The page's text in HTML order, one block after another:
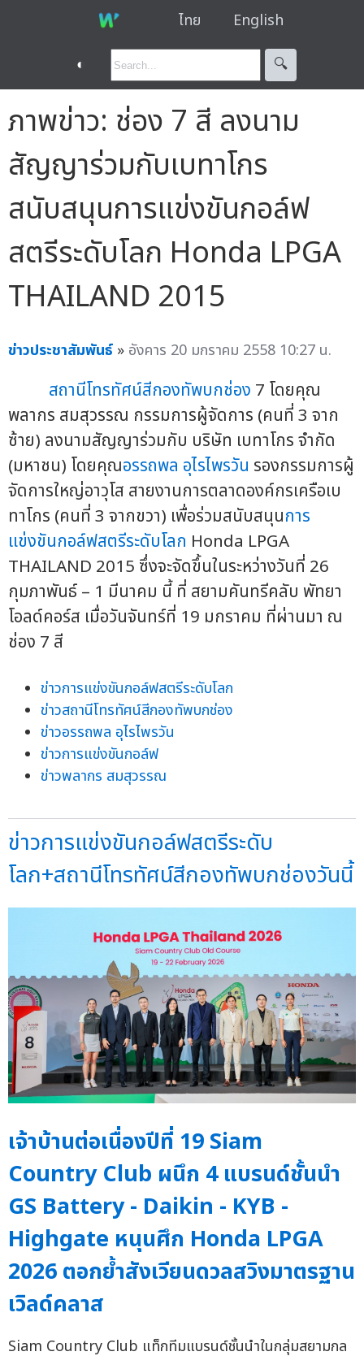
ไทย English
◐ 🔍︎
ภาพข่าว: ช่อง 7 สี ลงนาม
สัญญาร่วมกับเบทาโกร
สนับสนุนการแข่งขันกอล์ฟ
สตรีระดับโลก Honda LPGA
THAILAND 2015
ข่าวประชาสัมพันธ์ » อังคาร 20 มกราคม 2558 10:27 น.
สถานีโทรทัศน์สีกองทัพบกช่อง 7 โดยคุณ
พลากร สมสุวรรณ กรรมการผู้จัดการ (คนที่ 3 จาก
ซ้าย) ลงนามสัญญาร่วมกับ บริษัท เบทาโกร จำกัด
(มหาชน) โดยคุณอรรถพล อุไรไพรวัน รองกรรมการผู้
จัดการใหญ่อาวุโส สายงานการตลาดองค์กรเครือเบ
ทาโกร (คนที่ 3 จากขวา) เพื่อร่วมสนับสนุนการ
แข่งขันกอล์ฟสตรีระดับโลก Honda LPGA
THAILAND 2015 ซึ่งจะจัดขึ้นในระหว่างวันที่ 26
กุมภาพันธ์ – 1 มีนาคม นี้ ที่ สยามคันทรีคลับ พัทยา
โอลด์คอร์ส เมื่อวันจันทร์ที่ 19 มกราคม ที่ผ่านมา ณ
ช่อง 7 สี
ข่าวการแข่งขันกอล์ฟสตรีระดับโลก
ข่าวสถานีโทรทัศน์สีกองทัพบกช่อง
ข่าวอรรถพล อุไรไพรวัน
ข่าวการแข่งขันกอล์ฟ
ข่าวพลากร สมสุวรรณ
ข่าวการแข่งขันกอล์ฟสตรีระดับ
โลก+สถานีโทรทัศน์สีกองทัพบกช่องวันนี้
เจ้าบ้านต่อเนื่องปีที่ 19 Siam
Country Club ผนึก 4 แบรนด์ชั้นนำ
GS Battery - Daikin - KYB -
Highgate หนุนศึก Honda LPGA
2026 ตอกย้ำสังเวียนดวลสวิงมาตรฐาน
เวิลด์คลาส
Siam Country Club แท็กทีมแบรนด์ชั้นนำในกลุ่มสยามกล